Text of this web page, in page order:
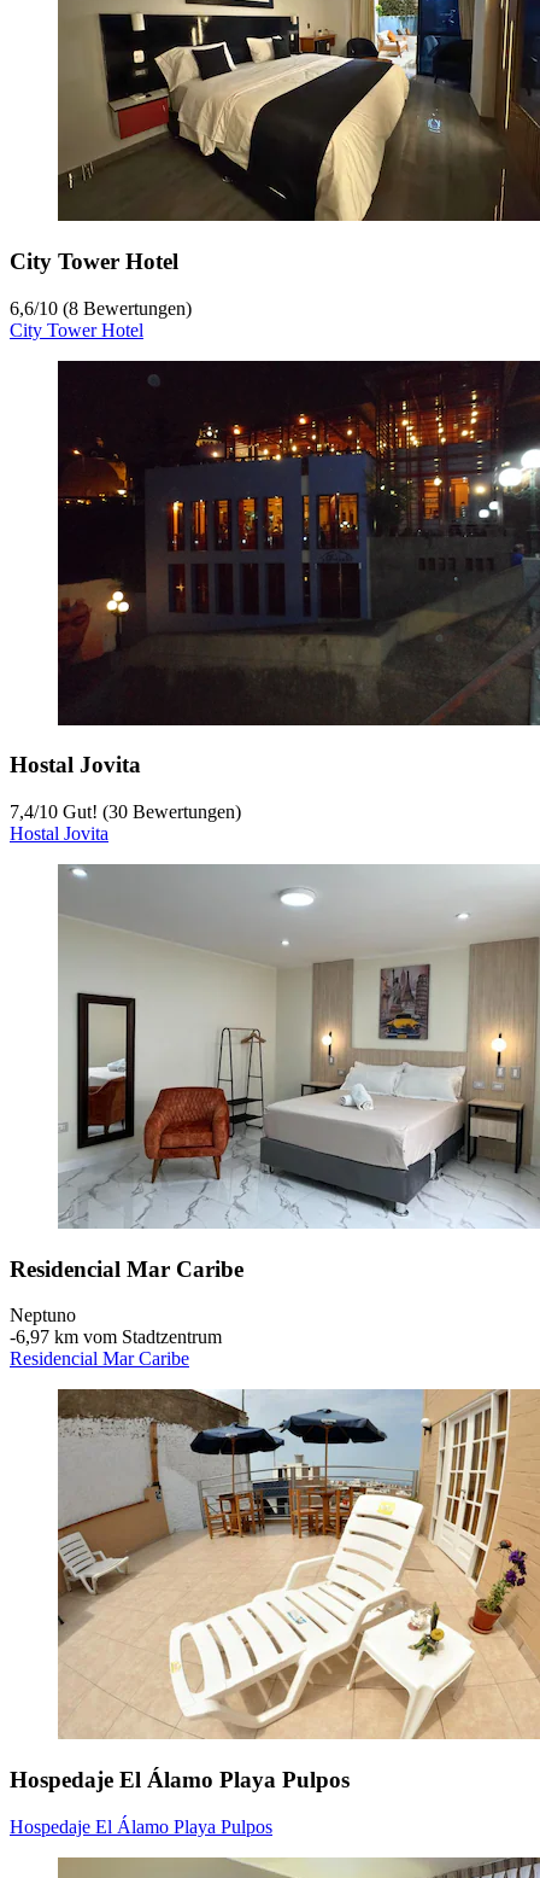
City Tower Hotel
6,6/10 (8 Bewertungen)
City Tower Hotel
Hostal Jovita
7,4/10 Gut! (30 Bewertungen)
Hostal Jovita
Residencial Mar Caribe
Neptuno
‐6,97 km vom Stadtzentrum
Residencial Mar Caribe
Hospedaje El Álamo Playa Pulpos
Hospedaje El Álamo Playa Pulpos